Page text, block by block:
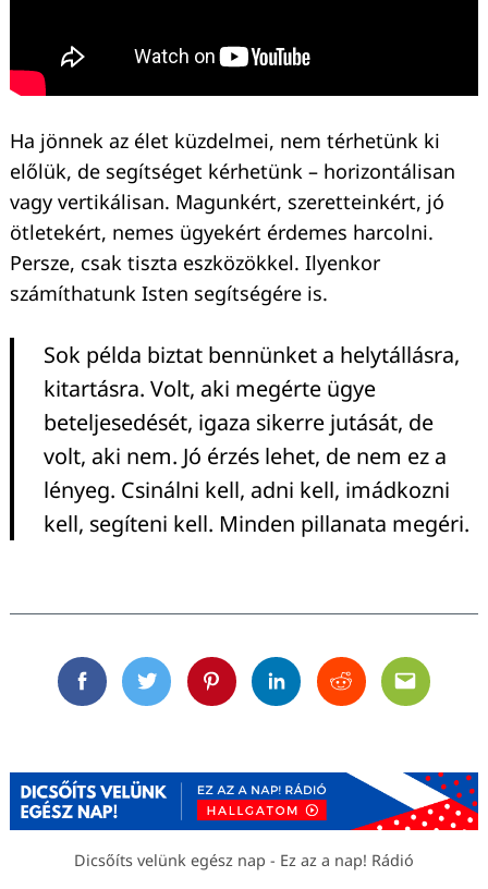
Ha jönnek az élet küzdelmei, nem térhetünk ki
előlük, de segítséget kérhetünk – horizontálisan
vagy vertikálisan. Magunkért, szeretteinkért, jó
ötletekért, nemes ügyekért érdemes harcolni.
Persze, csak tiszta eszközökkel. Ilyenkor
számíthatunk Isten segítségére is.
Sok példa biztat bennünket a helytállásra,
kitartásra. Volt, aki megérte ügye
beteljesedését, igaza sikerre jutását, de
volt, aki nem. Jó érzés lehet, de nem ez a
lényeg. Csinálni kell, adni kell, imádkozni
kell, segíteni kell. Minden pillanata megéri.
FacebookTwitterPinterestLinkedinRedditEmail
Dicsőíts velünk egész nap - Ez az a nap! Rádió